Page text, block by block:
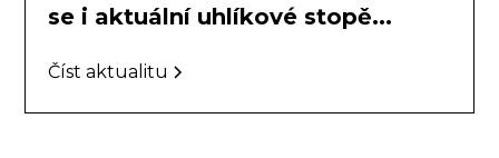
se i aktuální uhlíkové stopě...
Číst aktualitu